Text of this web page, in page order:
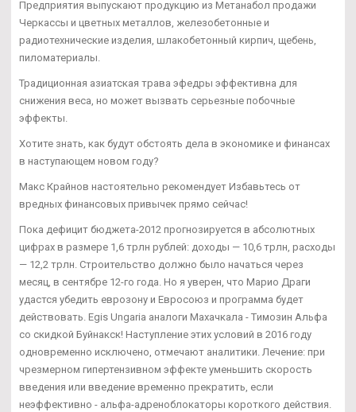
Предприятия выпускают продукцию из Метанабол продажи
Черкассы и цветных металлов, железобетонные и
радиотехнические изделия, шлакобетонный кирпич, щебень,
пиломатериалы.
Традиционная азиатская трава эфедры эффективна для
снижения веса, но может вызвать серьезные побочные
эффекты.
Хотите знать, как будут обстоять дела в экономике и финансах
в наступающем новом году?
Макс Крайнов настоятельно рекомендует Избавьтесь от
вредных финансовых привычек прямо сейчас!
Пока дефицит бюджета-2012 прогнозируется в абсолютных
цифрах в размере 1,6 трлн рублей: доходы — 10,6 трлн, расходы
— 12,2 трлн. Строительство должно было начаться через
месяц, в сентябре 12-го года. Но я уверен, что Марио Драги
удастся убедить еврозону и Евросоюз и программа будет
действовать. Egis Ungaria аналоги Махачкала - Tимозин Альфа
со скидкой Буйнакск! Наступление этих условий в 2016 году
одновременно исключено, отмечают аналитики. Лечение: при
чрезмерном гипертензивном эффекте уменьшить скорость
введения или введение временно прекратить, если
неэффективно - альфа-адреноблокаторы короткого действия.